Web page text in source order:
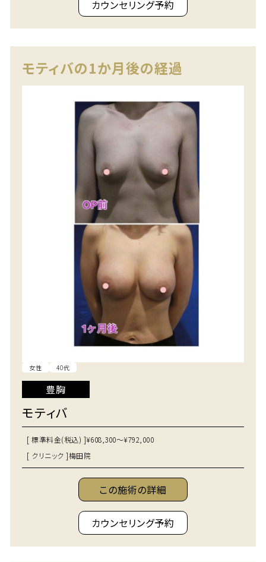
カウンセリング予約
モティバの1か月後の経過
女性 40代
豊胸
モティバ
[ 標準料金(税込) ]¥608,300～¥792,000
[ クリニック ]梅田院
この施術の詳細
カウンセリング予約